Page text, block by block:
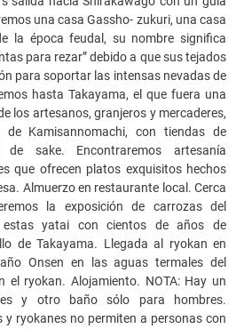
una casa Gassho- zukuri, una casa
la época feudal, su nombre significa
para rezar” debido a que sus tejados
para soportar las intensas nevadas de
hasta Takayama, el que fuera una
los artesanos, granjeros y mercaderes,
Kamisannomachi, con tiendas de
sake. Encontraremos artesanía
que ofrecen platos exquisitos hechos
Almuerzo en restaurante local. Cerca
la exposición de carrozas del
estas yatai con cientos de años de
de Takayama. Llegada al ryokan en
Onsen en las aguas termales del
el ryokan. Alojamiento. NOTA: Hay un
y otro baño sólo para hombres.
y ryokanes no permiten a personas con